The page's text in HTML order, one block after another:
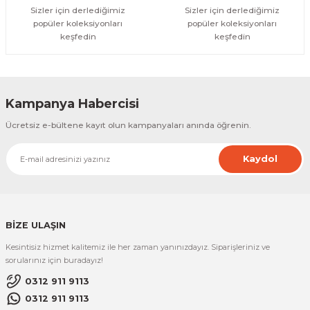
Sizler için derlediğimiz
popüler koleksiyonları
keşfedin
Sizler için derlediğimiz
popüler koleksiyonları
keşfedin
Kampanya Habercisi
Ücretsiz e-bültene kayıt olun kampanyaları anında öğrenin.
Kaydol
BİZE ULAŞIN
Kesintisiz hizmet kalitemiz ile her zaman yanınızdayız. Siparişleriniz ve
sorularınız için buradayız!
0312 911 9113
0312 911 9113